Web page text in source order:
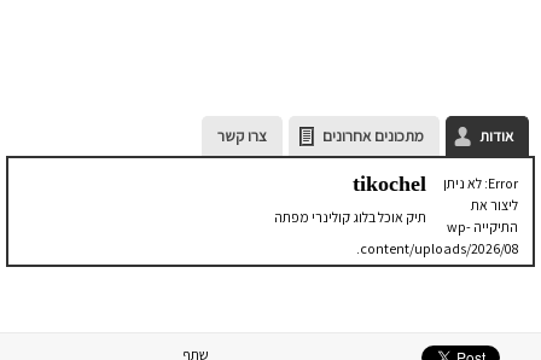
אודות מתכונים אחרונים צרו קשר
Error: לא ניתן
ליצור את
התיקייה wp-
content/uploads/2026/08.
יש לבדוק
tikochel
תיק אוכל בלוג קולינרי מפתה
שתף